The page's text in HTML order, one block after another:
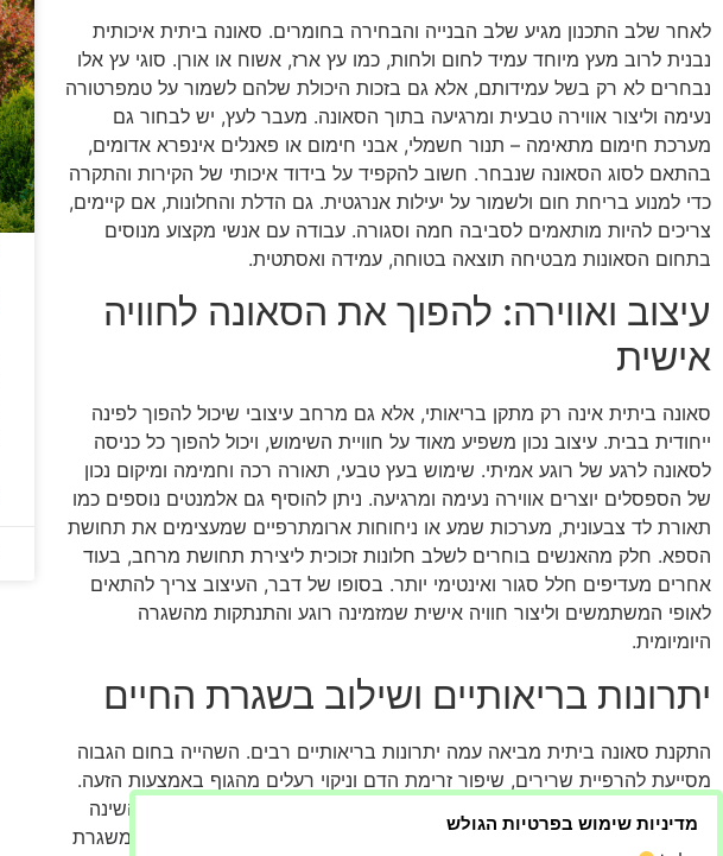
לאחר שלב התכנון מגיע שלב הבנייה והבחירה בחומרים. סאונה ביתית איכותית
נבנית לרוב מעץ מיוחד עמיד לחום ולחות, כמו עץ ארז, אשוח או אורן. סוגי עץ אלו
נבחרים לא רק בשל עמידותם, אלא גם בזכות היכולת שלהם לשמור על טמפרטורה
נעימה וליצור אווירה טבעית ומרגיעה בתוך הסאונה. מעבר לעץ, יש לבחור גם
מערכת חימום מתאימה – תנור חשמלי, אבני חימום או פאנלים אינפרא אדומים,
בהתאם לסוג הסאונה שנבחר. חשוב להקפיד על בידוד איכותי של הקירות והתקרה
כדי למנוע בריחת חום ולשמור על יעילות אנרגטית. גם הדלת והחלונות, אם קיימים,
צריכים להיות מותאמים לסביבה חמה וסגורה. עבודה עם אנשי מקצוע מנוסים
בתחום הסאונות מבטיחה תוצאה בטוחה, עמידה ואסתטית.
עיצוב ואווירה: להפוך את הסאונה לחוויה
אישית
סאונה ביתית אינה רק מתקן בריאותי, אלא גם מרחב עיצובי שיכול להפוך לפינה
ייחודית בבית. עיצוב נכון משפיע מאוד על חוויית השימוש, ויכול להפוך כל כניסה
לסאונה לרגע של רוגע אמיתי. שימוש בעץ טבעי, תאורה רכה וחמימה ומיקום נכון
של הספסלים יוצרים אווירה נעימה ומרגיעה. ניתן להוסיף גם אלמנטים נוספים כמו
תאורת לד צבעונית, מערכות שמע או ניחוחות ארומתרפיים שמעצימים את תחושת
הספא. חלק מהאנשים בוחרים לשלב חלונות זכוכית ליצירת תחושת מרחב, בעוד
אחרים מעדיפים חלל סגור ואינטימי יותר. בסופו של דבר, העיצוב צריך להתאים
לאופי המשתמשים וליצור חוויה אישית שמזמינה רוגע והתנתקות מהשגרה
היומיומית.
יתרונות בריאותיים ושילוב בשגרת החיים
התקנת סאונה ביתית מביאה עמה יתרונות בריאותיים רבים. השהייה בחום הגבוה
מסייעת להרפיית שרירים, שיפור זרימת הדם וניקוי רעלים מהגוף באמצעות הזעה.
בנוסף, שימוש קבוע בסאונה עשוי לתרום להפחתת מתחים, שיפור איכות השינה
והגברת תחושת האנרגיה הכללית. מעבר לכך, הסאונה יכולה להפוך לחלק משגרת
מדיניות שימוש בפרטיות הגולש